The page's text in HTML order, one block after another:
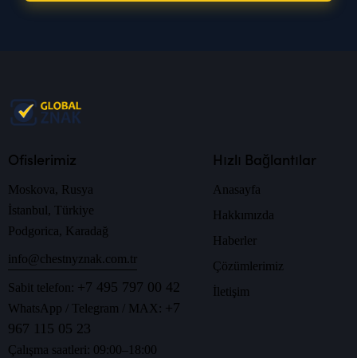
Ofislerimiz
Moskova, Rusya
İstanbul, Türkiye
Podgorica, Karadağ
info@chestnyznak.com.tr
Sabit telefon: +7 495 797 00 42
WhatsApp / Telegram / MAX: +7
967 115 05 23
Çalışma saatleri: 09:00–18:00
Hızlı Bağlantılar
Anasayfa
Hakkımızda
Haberler
Çözümlerimiz
İletişim